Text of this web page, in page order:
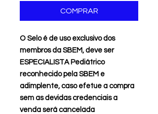
COMPRAR
O Selo é de uso exclusivo dos
membros da SBEM, deve ser
ESPECIALISTA Pediátrico
reconhecido pela SBEM e
adimplente, caso efetue a compra
sem as devidas credenciais a
venda será cancelada